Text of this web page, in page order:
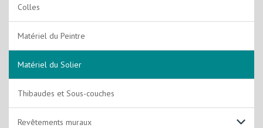
Support Sols
Support Murs et Plafonds
Colles
Matériel du Peintre
Matériel du Solier
Thibaudes et Sous-couches
Revêtements muraux